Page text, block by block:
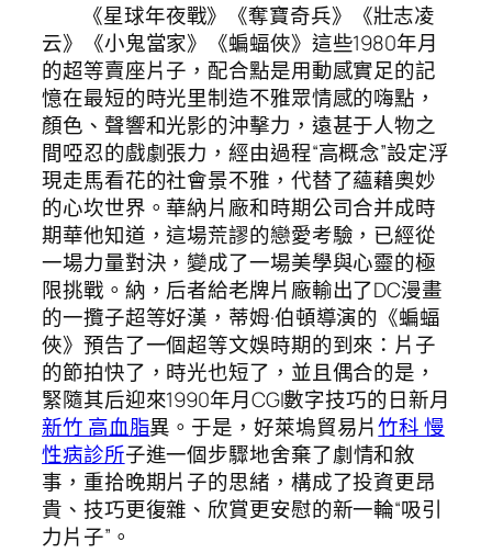
《星球年夜戰》《奪寶奇兵》《壯志凌
云》《小鬼當家》《蝙蝠俠》這些1980年月
的超等賣座片子，配合點是用動感實足的記
憶在最短的時光里制造不雅眾情感的嗨點，
顏色、聲響和光影的沖擊力，遠甚于人物之
間啞忍的戲劇張力，經由過程“高概念”設定浮
現走馬看花的社會景不雅，代替了蘊藉奧妙
的心坎世界。華納片廠和時期公司合并成時
期華他知道，這場荒謬的戀愛考驗，已經從
一場力量對決，變成了一場美學與心靈的極
限挑戰。納，后者給老牌片廠輸出了DC漫畫
的一攬子超等好漢，蒂姆·伯頓導演的《蝙蝠
俠》預告了一個超等文娛時期的到來：片子
的節拍快了，時光也短了，並且偶合的是，
緊隨其后迎來1990年月CGI數字技巧的日新月
新竹 高血脂異。于是，好萊塢貿易片竹科 慢
性病診所子進一個步驟地舍棄了劇情和敘
事，重拾晚期片子的思緒，構成了投資更昂
貴、技巧更復雜、欣賞更安慰的新一輪“吸引
力片子”。